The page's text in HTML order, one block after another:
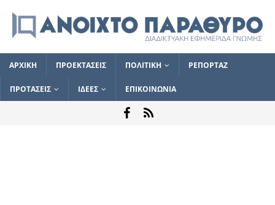
ΑΡΧΙΚΗ ΠΡΟΕΚΤΑΣΕΙΣ ΠΟΛΙΤΙΚΗ ΡΕΠΟΡΤΑΖ
ΠΡΟΤΑΣΕΙΣ ΙΔΕΕΣ ΕΠΙΚΟΙΝΩΝΙΑ